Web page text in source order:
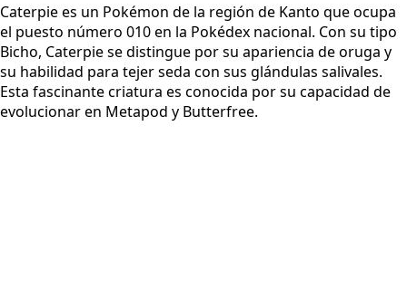
Caterpie es un Pokémon de la región de Kanto que ocupa
el puesto número 010 en la Pokédex nacional. Con su tipo
Bicho, Caterpie se distingue por su apariencia de oruga y
su habilidad para tejer seda con sus glándulas salivales.
Esta fascinante criatura es conocida por su capacidad de
evolucionar en Metapod y Butterfree.